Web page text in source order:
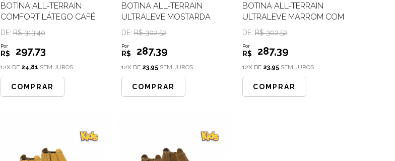
BOTINA ALL-TERRAIN
COMFORT LÁTEGO CAFÉ
DE:R$ 313.40
Por
R$ 297,73
12X DE 24,81 SEM JUROS
COMPRAR
BOTINA ALL-TERRAIN
ULTRALEVE MOSTARDA
COM CA
DE:R$ 302.52
Por
R$ 287,39
12X DE 23,95SEM JUROS
COMPRAR
BOTINA ALL-TERRAIN
ULTRALEVE MARROM COM
CA
DE:R$ 302.52
Por
R$ 287,39
12X DE 23,95SEM JUROS
COMPRAR